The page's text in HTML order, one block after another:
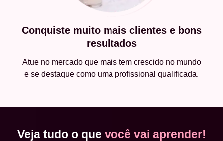
Conquiste muito mais clientes e bons
resultados
Atue no mercado que mais tem crescido no mundo
e se destaque como uma profissional qualificada.
Veja tudo o que você vai aprender!